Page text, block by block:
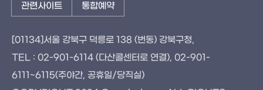
관련사이트 통합예약
[01134]서울 강북구 덕릉로 138 (번동) 강북구청,
TEL : 02-901-6114 (다산콜센터로 연결), 02-901-
6111~6115(주야간, 공휴일/당직실)